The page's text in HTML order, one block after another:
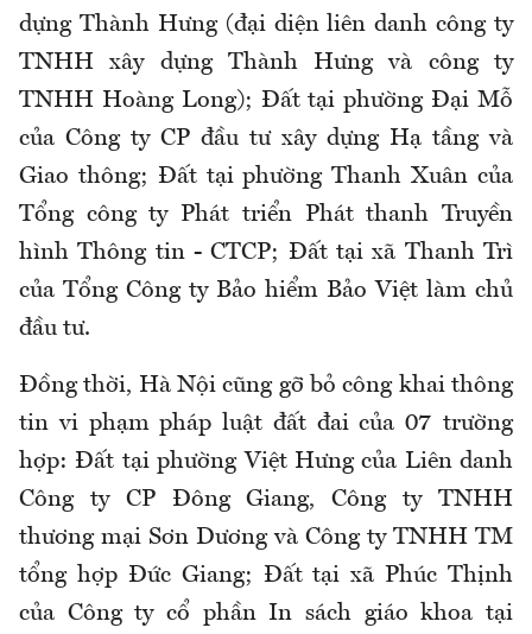
dựng Thành Hưng (đại diện liên danh công ty
TNHH xây dựng Thành Hưng và công ty
TNHH Hoàng Long); Đất tại phường Đại Mỗ
của Công ty CP đầu tư xây dựng Hạ tầng và
Giao thông; Đất tại phường Thanh Xuân của
Tổng công ty Phát triển Phát thanh Truyền
hình Thông tin - CTCP; Đất tại xã Thanh Trì
của Tổng Công ty Bảo hiểm Bảo Việt làm chủ
đầu tư.
Đồng thời, Hà Nội cũng gỡ bỏ công khai thông
tin vi phạm pháp luật đất đai của 07 trường
hợp: Đất tại phường Việt Hưng của Liên danh
Công ty CP Đông Giang, Công ty TNHH
thương mại Sơn Dương và Công ty TNHH TM
tổng hợp Đức Giang; Đất tại xã Phúc Thịnh
của Công ty cổ phần In sách giáo khoa tại